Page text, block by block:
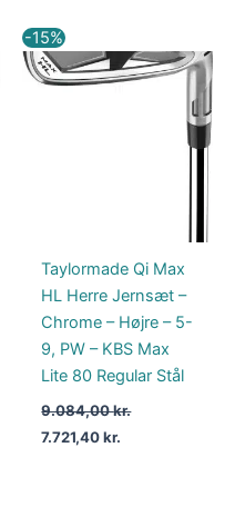
-15%
Taylormade Qi Max
HL Herre Jernsæt –
Chrome – Højre – 5-
9, PW – KBS Max
Lite 80 Regular Stål
9.084,00kr.
Den
oprindelige
pris
var:
7.721,40kr.
aktuelle
pris
7.721,40 kr..